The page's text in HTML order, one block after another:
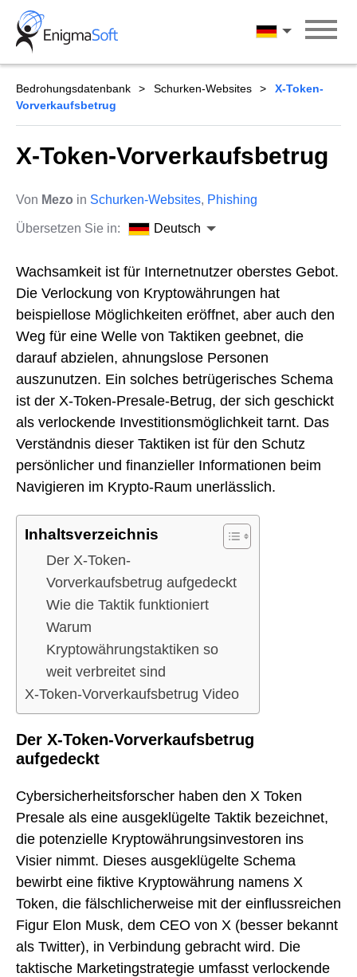
Skip
content
Deutsch
Bedrohungsdatenbank Schurken-Websites
X-Token-
Vorverkaufsbetrug
X-Token-Vorverkaufsbetrug
Von Mezo in Schurken-Websites, Phishing
Übersetzen Sie in: Deutsch
Wachsamkeit ist für Internetnutzer oberstes Gebot.
Die Verlockung von Kryptowährungen hat
beispiellose Möglichkeiten eröffnet, aber auch den
Weg für eine Welle von Taktiken geebnet, die
darauf abzielen, ahnungslose Personen
auszunutzen. Ein solches betrügerisches Schema
ist der X-Token-Presale-Betrug, der sich geschickt
als verlockende Investitionsmöglichkeit tarnt. Das
Verständnis dieser Taktiken ist für den Schutz
persönlicher und finanzieller Informationen beim
Navigieren im Krypto-Raum unerlässlich.
Inhaltsverzeichnis
Der X-Token-
Vorverkaufsbetrug aufgedeckt
Wie die Taktik funktioniert
Warum
Kryptowährungstaktiken so
weit verbreitet sind
X-Token-Vorverkaufsbetrug Video
Der X-Token-Vorverkaufsbetrug
aufgedeckt
Cybersicherheitsforscher haben den X Token
Presale als eine ausgeklügelte Taktik bezeichnet,
die potenzielle Kryptowährungsinvestoren ins
Visier nimmt. Dieses ausgeklügelte Schema
bewirbt eine fiktive Kryptowährung namens X
Token, die fälschlicherweise mit der einflussreichen
Figur Elon Musk, dem CEO von X (besser bekannt
als Twitter), in Verbindung gebracht wird. Die
taktische Marketingstrategie umfasst verlockende